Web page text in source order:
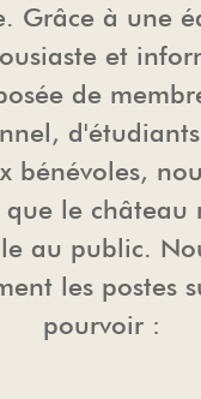
Grâce à une
et
de
bénévoles,
que le château
au public.
les postes
pourvoir :